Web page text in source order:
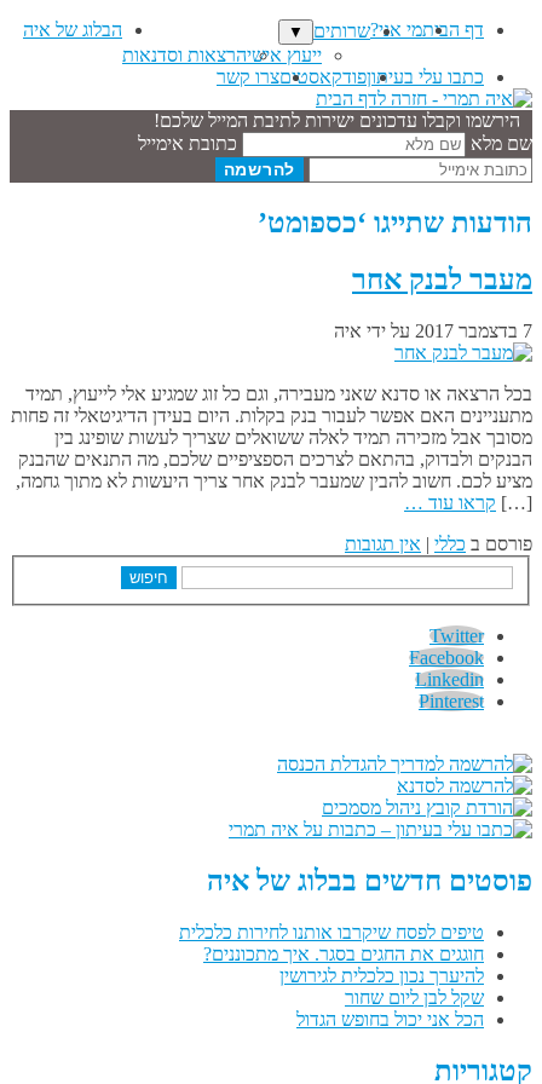
דף הביתמי אני?שרותים ▼
ייעוץ אישיהרצאות וסדנאות
הבלוג של איה
כתבו עלי בעיתוןפודקאסטיםצרו קשר
הירשמו וקבלו עדכונים ישירות לתיבת המייל שלכם!
שם מלא
כתובת אימייל
הודעות שתייגו ‘כספומט’
מעבר לבנק אחר
7 בדצמבר 2017 על ידי איה
בכל הרצאה או סדנא שאני מעבירה, וגם כל זוג שמגיע אלי לייעוץ, תמיד
מתעניינים האם אפשר לעבור בנק בקלות. היום בעידן הדיגיטאלי זה פחות
מסובך אבל מזכירה תמיד לאלה ששואלים שצריך לעשות שופינג בין
הבנקים ולבדוק, בהתאם לצרכים הספציפיים שלכם, מה התנאים שהבנק
מציע לכם. חשוב להבין שמעבר לבנק אחר צריך היעשות לא מתוך גחמה,
[…] קראו עוד …
פורסם ב כללי | אין תגובות
חיפוש
Twitter
Facebook
Linkedin
Pinterest
פוסטים חדשים בבלוג של איה
טיפים לפסח שיקרבו אותנו לחירות כלכלית
חוגגים את החגים בסגר. איך מתכוננים?
להיערך נכון כלכלית לגירושין
שקל לבן ליום שחור
הכל אני יכול בחופש הגדול
קטגוריות